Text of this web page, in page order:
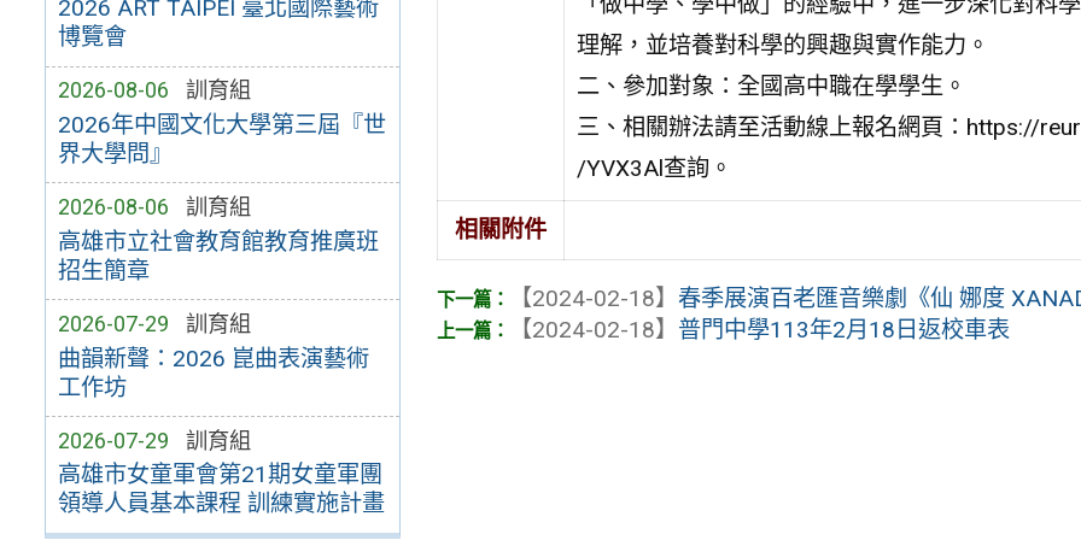
2026 ART TAIPEI 臺北國際藝術
博覽會
2026-08-06 訓育組
2026年中國文化大學第三屆『世
界大學問』
2026-08-06 訓育組
高雄市立社會教育館教育推廣班
招生簡章
2026-07-29 訓育組
曲韻新聲：2026 崑曲表演藝術
工作坊
2026-07-29 訓育組
高雄市女童軍會第21期女童軍團
領導人員基本課程 訓練實施計畫
理解，並培養對科學的興趣與實作能力。
二、參加對象：全國高中職在學學生。
三、相關辦法請至活動線上報名網頁：https://
/YVX3Al查詢。
相關附件
【2024-02-18】 春季展演百老匯音樂劇《仙 娜度
【2024-02-18】 普門中學113年2月18日返校車表